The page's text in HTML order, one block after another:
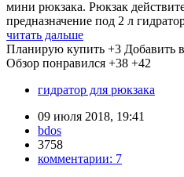
мини рюкзака. Рюкзак
предназначение под 2 л
читать дальше
Планирую купить +3 Добавить
Обзор понравился +38 +42
гидратор для рюкзака
09 июля 2018, 19:41
bdos
3758
комментарии: 7